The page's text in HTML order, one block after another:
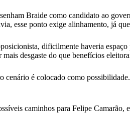
Braide como candidato ao
esse ponto exige alinhamento, já
dificilmente haveria
desgaste do que benefícios
cenário é colocado como
caminhos para Felipe